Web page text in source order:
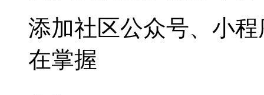
添加社区公众号、小
在掌握